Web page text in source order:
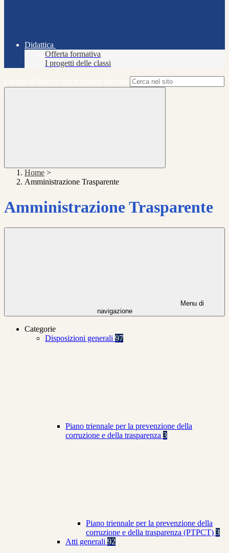
Didattica
Offerta formativa
I progetti delle classi
Home >
Amministrazione Trasparente
Amministrazione Trasparente
Menu di
navigazione
Categorie
Disposizioni generali 97
Piano triennale per la prevenzione della
corruzione e della trasparenza 3
Piano triennale per la prevenzione della
corruzione e della trasparenza (PTPCT) 3
Atti generali 92